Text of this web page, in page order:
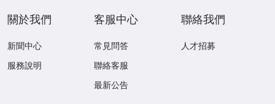
關於我們
新聞中心
服務說明
客服中心
常見問答
聯絡客服
最新公告
聯絡我們
人才招募